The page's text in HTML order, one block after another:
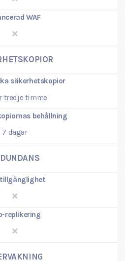
WAF
säkerhetskopior
tredje timme
behållning
7 dagar
replikering